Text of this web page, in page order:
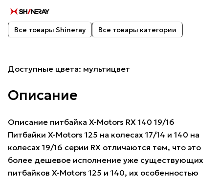
Все товары Shineray Все товары категории
Доступные цвета: мультицвет
Описание
Описание питбайка X-Motors RX 140 19/16
Питбайки X-Motors 125 на колесах 17/14 и 140 на
колесах 19/16 серии RX отличаются тем, что это
более дешевое исполнение уже существующих
питбайков X-Motors 125 и 140, их особенностью